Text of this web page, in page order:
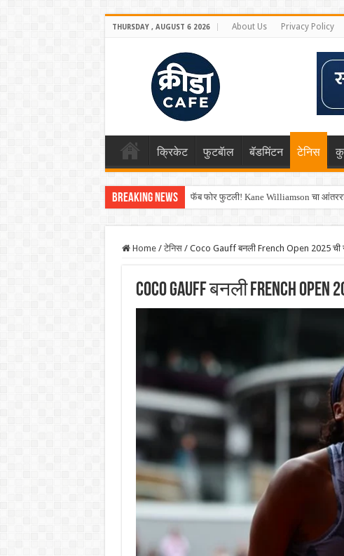
THURSDAY , AUGUST 6 2026 About Us Privacy Policy
क्रिकेट फुटबॅाल बॅडमिंटन टेनिस
Breaking News फॅब फोर फुटली! Kane Williamson चा
Home / टेनिस / Coco Gauff बनली French Open 2025 ची
Coco Gauff बनली French Open